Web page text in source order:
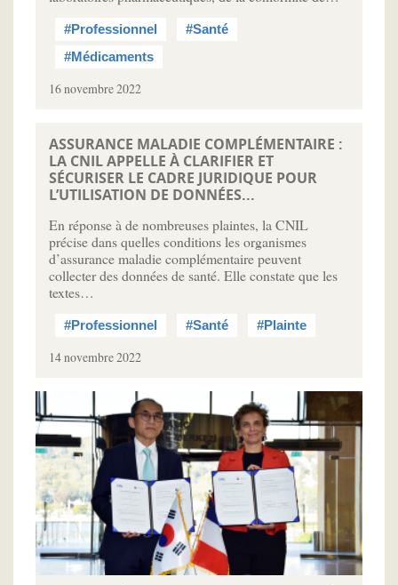
#Professionnel
#Santé
#Médicaments
16 novembre 2022
ASSURANCE MALADIE COMPLÉMENTAIRE :
LA CNIL APPELLE À CLARIFIER ET
SÉCURISER LE CADRE JURIDIQUE POUR
L’UTILISATION DE DONNÉES...
En réponse à de nombreuses plaintes, la CNIL
précise dans quelles conditions les organismes
d’assurance maladie complémentaire peuvent
collecter des données de santé. Elle constate que les
textes…
#Professionnel #Santé #Plainte
14 novembre 2022